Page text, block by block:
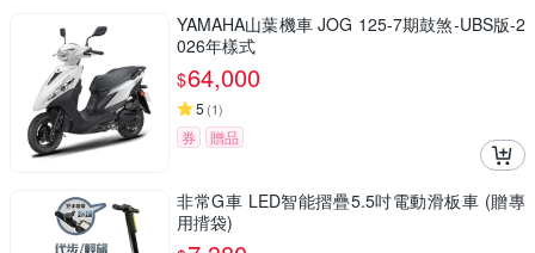
YAMAHA山葉機車 JOG 125-7期鼓煞-UBS版-2
026年樣式
$64,000
5 (1)
券 贈品
非常G車 LED智能摺疊5.5吋電動滑板車 (贈專
用揹袋)